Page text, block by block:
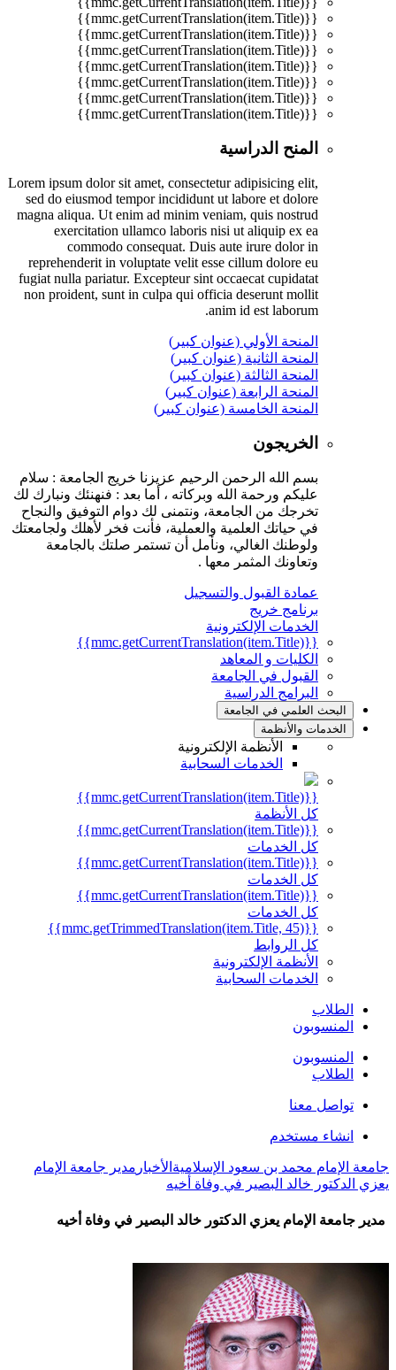
{{mmc.getCurrentTranslation(item.Title)}}
{{mmc.getCurrentTranslation(item.Title)}}
{{mmc.getCurrentTranslation(item.Title)}}
{{mmc.getCurrentTranslation(item.Title)}}
{{mmc.getCurrentTranslation(item.Title)}}
{{mmc.getCurrentTranslation(item.Title)}}
{{mmc.getCurrentTranslation(item.Title)}}
المنح الدراسية
Lorem ipsum dolor sit amet, consectetur adipisicing elit,
sed do eiusmod tempor incididunt ut labore et dolore
magna aliqua. Ut enim ad minim veniam, quis nostrud
exercitation ullamco laboris nisi ut aliquip ex ea
commodo consequat. Duis aute irure dolor in
reprehenderit in voluptate velit esse cillum dolore eu
fugiat nulla pariatur. Excepteur sint occaecat cupidatat
non proident, sunt in culpa qui officia deserunt mollit
anim id est laborum.
المنحة الأولي (عنوان كبير)
المنحة الثانية (عنوان كبير)
المنحة الثالثة (عنوان كبير)
المنحة الرابعة (عنوان كبير)
المنحة الخامسة (عنوان كبير)
الخريجون
بسم الله الرحمن الرحيم عزيزنا خريج الجامعة : سلام
عليكم ورحمة الله وبركاته ، أما بعد : فنهنئك ونبارك لك
تخرجك من الجامعة، ونتمنى لك دوام التوفيق والنجاح
في حياتك العلمية والعملية، فأنت فخر لأهلك ولجامعتك
ولوطنك الغالي، ونأمل أن تستمر صلتك بالجامعة
وتعاونك المثمر معها .
عمادة القبول والتسجيل
برنامج خريج
الخدمات الإلكترونية
{{mmc.getCurrentTranslation(item.Title)}}
الكليات و المعاهد
القبول في الجامعة
البرامج الدراسية
البحث العلمي في الجامعة
الخدمات والأنظمة
الأنظمة الإلكترونية
الخدمات السحابية
{{mmc.getCurrentTranslation(item.Title)}}
كل الأنظمة
{{mmc.getCurrentTranslation(item.Title)}}
كل الخدمات
{{mmc.getCurrentTranslation(item.Title)}}
كل الخدمات
{{mmc.getCurrentTranslation(item.Title)}}
كل الخدمات
{{mmc.getTrimmedTranslation(item.Title, 45)}}
كل الروابط
الأنظمة الإلكترونية
الخدمات السحابية
الطلاب
المنسوبون
المنسوبون
الطلاب
تواصل معنا
انشاء مستخدم
جامعة الإمام محمد بن سعود الإسلامية الأخبار مدير جامعة الإمام
يعزي الدكتور خالد البصير في وفاة أخيه
مدير جامعة الإمام يعزي الدكتور خالد البصير في وفاة أخيه